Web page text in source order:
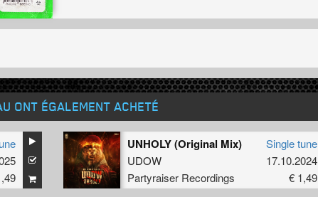
ONT ÉGALEMENT ACHETÉ
UNHOLY (Original Mix)
UDOW
Partyraiser Recordings
Single tune
17.10.2024
€ 1,49